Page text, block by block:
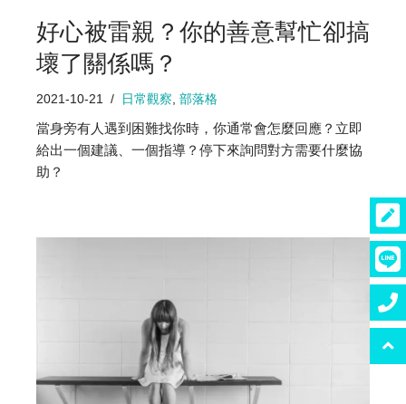
好心被雷親？你的善意幫忙卻搞
壞了關係嗎？
2021-10-21 日常觀察, 部落格
當身旁有人遇到困難找你時，你通常會怎麼回應？立即
給出一個建議、一個指導？停下來詢問對方需要什麼協
助？